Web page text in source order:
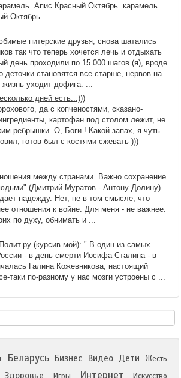
Апис Красный Октябрь. карамель.
Октябрь. ...
питерские друзья, снова шатались
так что теперь хочется лечь и отдыхать
день проходили по 15 000 шагов (я), вроде
деточки становятся все старше, нервов на
уходит дофига. ...
дней есть...)))
да с копченостями, сказано-
картофан под столом лежит, не
ребрышки. О, Боги ! Какой запах, я чуть
готов был с костями сжевать )))
между странами. Важно сохранение
(Дмитрий Муратов - Антону Долину).
надежду. Нет, не в том смысле, что
отношения к войне. Для меня - не важнее.
по духу, обнимать и ...
(курсив мой): " В один из самых
- в день смерти Иосифа Сталина - в
Галина Кожевникова, настоящий
таки по-разному у нас мозги устроены с ...
Беларусь Бизнес Видео Дети
Жесть
Здоровье Интернет